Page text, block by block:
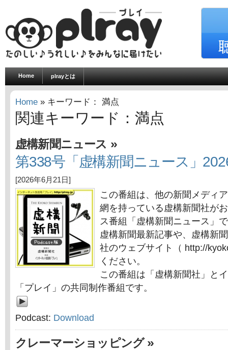
Home plrayとは
Home » キーワード： 満点
関連キーワード：満点
虚構新聞ニュース »
第338号「虚構新聞ニュース」
[2026年6月21日]
この番組は、他の新聞メディ
網を持っている虚構新聞社が
ス番組「虚構新聞ニュース」
虚構新聞最新記事や、虚構新
社のウェブサイト（ http://
ください。
この番組は「虚構新聞社」と
「プレイ」の共同制作番組です。
Podcast: Download
クレーマーショッピング»